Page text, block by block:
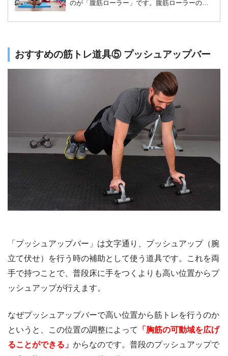
のが「腹筋ローラー」です。腹筋ローラーの人
おすすめの筋トレ道具⑤ プッシュアップバー
「プッシュアップバー」は文字通り、プッシュアップ（腕
立て伏せ）を行う時の補助として使う道具です。これを両
手で持つことで、普段床に手をつくよりも高い位置からプ
ッシュアップが行えます。
なぜプッシュアップバーで高い位置から筋トレを行うのか
というと、この位置の調整によって
「胸筋の可動域を広げ
ることができる」 からなのです。普段のプッシュアップで